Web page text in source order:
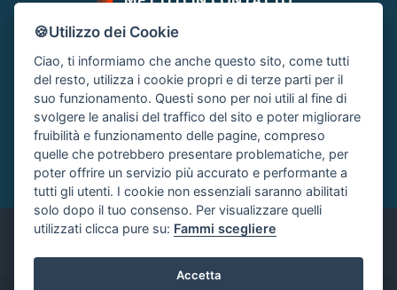
FAI UNA DOMANDA
Chiedi un Consiglio
Area Ticket
CONTATTA L'AMMINISTRAZIONE
Clicca quì
Italiano
🍪Utilizzo dei Cookie
Ciao, ti informiamo che anche questo sito, come tutti
del resto, utilizza i cookie propri e di terze parti per il
suo funzionamento. Questi sono per noi utili al fine di
svolgere le analisi del traffico del sito e poter migliorare
fruibilità e funzionamento delle pagine, compreso
quelle che potrebbero presentare problematiche, per
poter offrire un servizio più accurato e performante a
tutti gli utenti. I cookie non essenziali saranno abilitati
solo dopo il tuo consenso. Per visualizzare quelli
utilizzati clicca pure su: Fammi scegliere
Accetta